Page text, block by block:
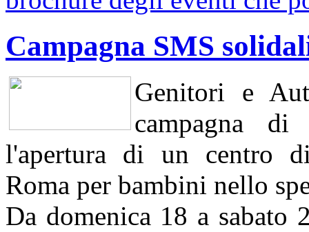
Campagna SMS
Genitori e
campagna
l'apertura di un centro
Roma per bambini nello
Da domenica 18 a sabato